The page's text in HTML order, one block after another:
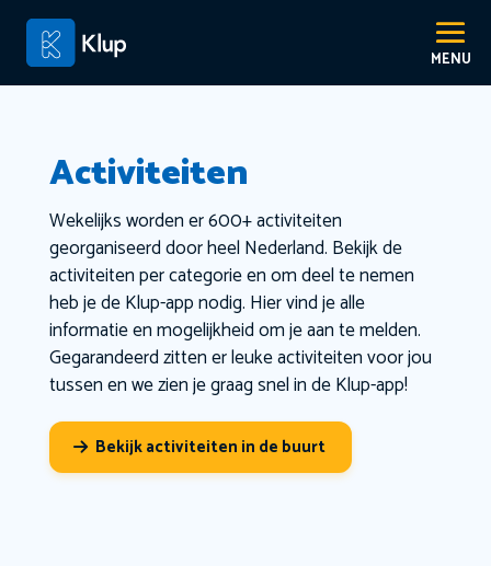
Activiteiten
Wekelijks worden er 600+ activiteiten
georganiseerd door heel Nederland. Bekijk de
activiteiten per categorie en om deel te nemen
heb je de Klup-app nodig. Hier vind je alle
informatie en mogelijkheid om je aan te melden.
Gegarandeerd zitten er leuke activiteiten voor jou
tussen en we zien je graag snel in de Klup-app!
Bekijk activiteiten in de buurt